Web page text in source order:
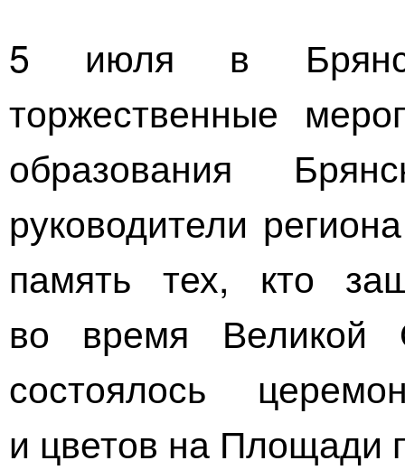
5 июля в
торжественные
образования
руководители
память тех, кто
во время Великой
состоялось
и цветов на Площади